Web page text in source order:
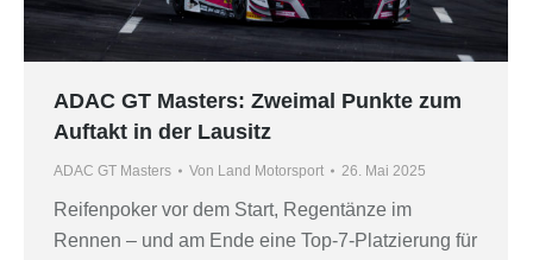
ADAC GT Masters: Zweimal Punkte zum
Auftakt in der Lausitz
ADAC GT Masters Von Land Motorsport 26. Mai 2025
Reifenpoker vor dem Start, Regentänze im
Rennen – und am Ende eine Top-7-Platzierung für